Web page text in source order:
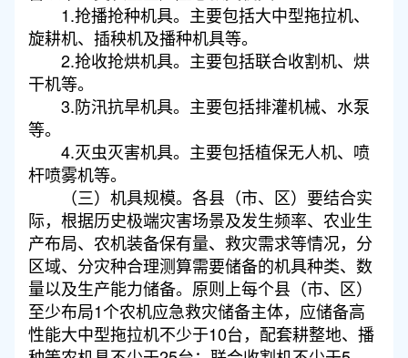
1.抢播抢种机具。主要包括大中型拖拉机、
旋耕机、插秧机及播种机具等。
2.抢收抢烘机具。主要包括联合收割机、烘
干机等。
3.防汛抗旱机具。主要包括排灌机械、水泵
等。
4.灭虫灭害机具。主要包括植保无人机、喷
杆喷雾机等。
（三）机具规模。各县（市、区）要结合实
际，根据历史极端灾害场景及发生频率、农业生
产布局、农机装备保有量、救灾需求等情况，分
区域、分灾种合理测算需要储备的机具种类、数
量以及生产能力储备。原则上每个县（市、区）
至少布局1个农机应急救灾储备主体，应储备高
性能大中型拖拉机不少于10台，配套耕整地、播